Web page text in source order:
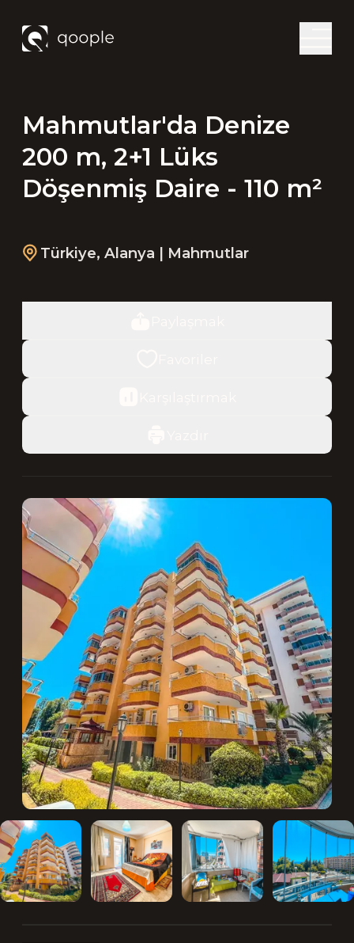
Mahmutlar'da Denize
200 m, 2+1 Lüks
Döşenmiş Daire - 110 m²
Türkiye, Alanya | Mahmutlar